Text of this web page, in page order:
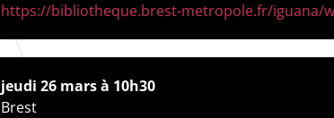
https://bibliotheque.brest-metropole.fr/iguana/
jeudi 26 mars à 10h30
Brest